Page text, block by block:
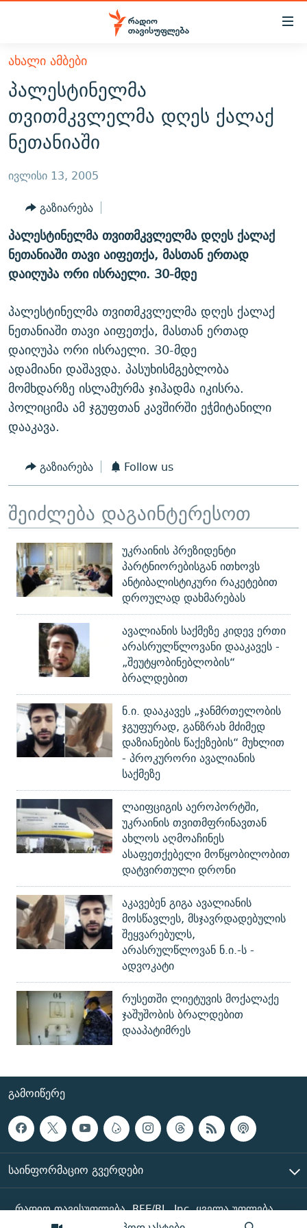
Accessibility
მთავარ
შინაარსზე
დაბრუნება
მთავარ
ნავიგაციაზე
დაბრუნება
ძიებაზე
ᲐᲮᲐᲚᲘ ᲐᲛᲑᲔᲑᲘ
ᲗᲔᲛᲔᲑᲘ
ᲞᲝᲚᲘᲢᲘᲙᲐ
ᲔᲙᲝᲜᲝᲛᲘᲙᲐ
ᲡᲐᲖᲝᲒᲐᲓᲝᲔᲑᲐ
ᲕᲘᲓᲔᲝ
ᲑᲚᲝᲒᲔᲑᲘ
ᲞᲝᲓᲙᲐᲡᲢᲔᲑᲘ
60 ᲓᲔᲪᲘᲑᲔᲚᲘ
ᲒᲐᲜᲙᲘᲗᲮᲕᲘᲡ ᲓᲦᲔ
ᲛᲝᲚᲐᲞᲐᲠᲐᲙᲔ ᲢᲔᲥᲡᲢᲔᲑᲘ
ᲨᲘᲜ - ᲣᲪᲮᲝᲔᲗᲨᲘ
ᲚᲘᲢᲔᲠᲐᲢᲣᲠᲣᲚᲘ ᲬᲐᲮᲜᲐᲒᲔᲑᲘ
ᲐᲛᲔᲠᲘᲙᲣᲚᲘ ᲛᲝᲗᲮᲠᲝᲑᲐ
ᲘᲛᲞᲔᲠᲘᲐ ᲓᲐ ᲠᲐᲓᲘᲝ
ᲤᲔᲜᲝᲕᲐᲜᲘ - 2.10
ᲗᲥᲕᲔᲜᲘ ᲞᲣᲑᲚᲘᲙᲐᲪᲘᲔᲑᲘ
ᲞᲠᲝᲔᲥᲢᲔᲑᲘ
ᲣᲙᲠᲐᲘᲜᲐᲨᲘ ᲓᲐᲦᲣᲞᲣᲚᲘ ᲥᲐᲠᲗᲕᲔᲚᲘ ᲛᲔᲑᲠᲫᲝᲚᲔᲑᲘ - 2022
ᲩᲔᲛᲘ ᲡᲘᲙᲕᲓᲘᲚᲘᲡ ᲛᲘᲖᲔᲖᲘᲐ COVID-19
11 ᲬᲔᲚᲘ - 11 ᲐᲛᲑᲐᲕᲘ
ᲡᲐᲞᲐᲠᲚᲐᲛᲔᲜᲢᲝ ᲐᲠᲩᲔᲕᲜᲔᲑᲘᲡ ᲘᲡᲢᲝᲠᲘᲐ
ᲑᲐᲕᲨᲕᲔᲑᲘ ᲞᲠᲝᲡᲢᲘᲢᲣᲪᲘᲐᲨᲘ - ᲐᲛᲝᲣᲗᲥᲛᲔᲚᲘ ᲐᲛᲑᲐᲕᲘ
5 ᲐᲛᲑᲐᲕᲘ - 20 ᲘᲕᲜᲘᲡᲡ ᲓᲐᲨᲐᲕᲔᲑᲣᲚᲔᲑᲘ
ПРИВЕТ ᲙᲣᲚᲢᲣᲠᲐ
ЭХО КАВКАЗА
ᲒᲐᲛᲝᲘᲬᲔᲠᲔ
რთე/რთ-ის ყველა საიტი
ᲐᲮᲐᲚᲘ ᲐᲛᲑᲔᲑᲘ
პალესტინელმა
თვითმკვლელმა დღეს ქალაქ
ნეთანიაში
ივლისი 13, 2005
გაზიარება
პალესტინელმა თვითმკვლელმა დღეს ქალაქ
ნეთანიაში თავი აიფეთქა, მასთან ერთად
დაიღუპა ორი ისრაელი. 30-მდე
პალესტინელმა თვითმკვლელმა დღეს ქალაქ
ნეთანიაში თავი აიფეთქა, მასთან ერთად
დაიღუპა ორი ისრაელი. 30-მდე
ადამიანი დაშავდა. პასუხისმგებლობა
მომხდარზე ისლამურმა ჯიჰადმა იკისრა.
პოლიციმა ამ ჯგუფთან კავშირში ეჭმიტანილი
დააკავა.
გაზიარება Follow us
შეიძლება დაგაინტერესოთ
უკრაინის პრეზიდენტი
პარტნიორებისგან ითხოვს
ანტიბალისტიკური რაკეტებით
დროულად დახმარებას
ავალიანის საქმეზე კიდევ ერთი
არასრულწლოვანი დააკავეს -
„შეუტყობინებლობის“
ბრალდებით
ნ.ი. დააკავეს „ჯანმრთელობის
ჯგუფურად, განზრახ მძიმედ
დაზიანების წაქეზების“ მუხლით
- პროკურორი ავალიანის
საქმეზე
ლაიფციგის აეროპორტში,
უკრაინის თვითმფრინავთან
ახლოს აღმოაჩინეს
ასაფეთქებელი მოწყობილობით
დატვირთული დრონი
აკავებენ გიგა ავალიანის
მოსწავლეს, მსჯავრდადებულის
შეყვარებულს,
არასრულწლოვან ნ.ი.-ს -
ადვოკატი
რუსეთში ლიეტუვის მოქალაქე
ჯაშუშობის ბრალდებით
დააპატიმრეს
ᲒᲐᲛᲝᲘᲬᲔᲠᲔ
ᲡᲐᲘᲜᲤᲝᲠᲛᲐᲪᲘᲝ ᲒᲕᲔᲠᲓᲔᲑᲘ
რადიო თავისუფლება, RFE/RL, Inc. ყველა უფლება
დაცულია